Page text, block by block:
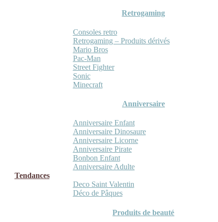
Retrogaming
Consoles retro
Retrogaming – Produits dérivés
Mario Bros
Pac-Man
Street Fighter
Sonic
Minecraft
Anniversaire
Anniversaire Enfant
Anniversaire Dinosaure
Anniversaire Licorne
Anniversaire Pirate
Bonbon Enfant
Anniversaire Adulte
Tendances
Deco Saint Valentin
Déco de Pâques
Produits de beauté